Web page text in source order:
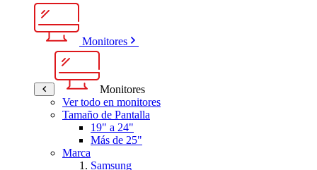
Monitores
Monitores
Ver todo en monitores
Tamaño de Pantalla
19" a 24"
Más de 25"
Marca
Samsung